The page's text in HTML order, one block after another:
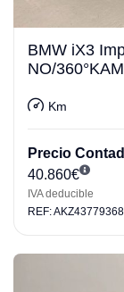
BMW iX3
NO/360°KAM
Km
Precio
40.860€
IVA deducible
REF: